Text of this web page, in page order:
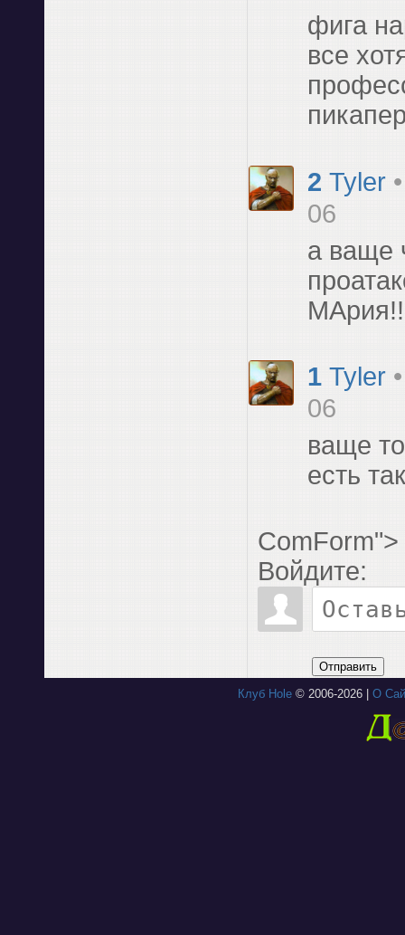
фига
все
2 Tyler
06
а ваще
1 Tyler
06
ваще
есть
ComForm">
Войдите:
Отправить
Клуб Hole© 2006-2026 | О